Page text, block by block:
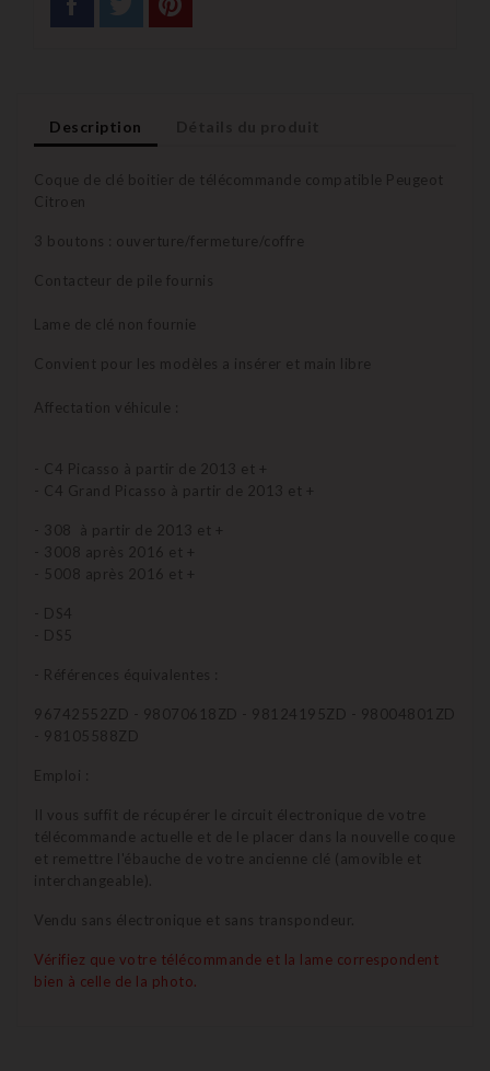
Description
Coque de clé boitier de télécommande compatible Peugeot
Citroen
3 boutons : ouverture/fermeture/coffre
Contacteur de pile fournis
Lame de clé non fournie
Convient pour les modèles a insérer et main libre
Affectation véhicule :
- C4 Picasso à partir de 2013 et +
- C4 Grand Picasso à partir de 2013 et +
- 308 à partir de 2013 et +
- 3008 après 2016 et +
- 5008 après 2016 et +
- DS4
- DS5
- Références équivalentes :
96742552ZD - 98070618ZD - 98124195ZD - 98004801ZD
- 98105588ZD
Emploi :
Il vous suffit de récupérer le circuit électronique de votre
télécommande actuelle et de le placer dans la nouvelle coque
et remettre l'ébauche de votre ancienne clé (amovible et
interchangeable).
Vendu sans électronique et sans transpondeur.
Vérifiez que votre télécommande et la lame correspondent
bien à celle de la photo.